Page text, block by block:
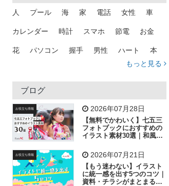
人 プール 海 家 電話 女性 車
カレンダー 時計 スマホ 節電 お金
花 パソコン 握手 男性 ハート 本
トラック 木
吹き出し
飛行機 グラフ ビル 魚 家族 書類
歩く 工場 会社 太陽 キラキラ
子供 作業員 相談 ピクトグラム
もっと見る
ブログ
お役立ち情報 2026年07月28日
【無料でかわいく】七五三
フォトブックにおすすめの
イラスト素材30選｜和風の
お役立ち情報 2026年07月21日
【もう迷わない】イラスト
に統一感を出す5つのコツ｜
資料・チラシがまとまるフ